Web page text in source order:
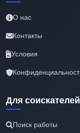
О нас
Контакты
Условия
Для соискателей
Поиск работы